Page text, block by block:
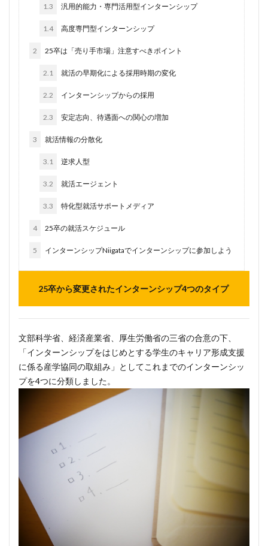
1.3 汎用的能力・専門活用型インターンシップ
1.4 高度専門型インターンシップ
2 25卒は「売り手市場」注意すべきポイント
2.1 就活の早期化による採用時期の変化
2.2 インターンシップからの採用
2.3 安定志向、待遇面への関心の増加
3 就活情報の分散化
3.1 逆求人型
3.2 就活エージェント
3.3 特化型就活サポートメディア
4 25卒の就活スケジュール
5 インターンシップNiigataでインターンシップに参加しよう
25卒から変更されたインターンシップ4つのタイプ
文部科学省、経済産業省、厚生労働省の三省の合意の下、
「インターンシップをはじめとする学生のキャリア形成支援
に係る産学協同の取組み」としてこれまでのインターンシッ
プを4つに分類しました。